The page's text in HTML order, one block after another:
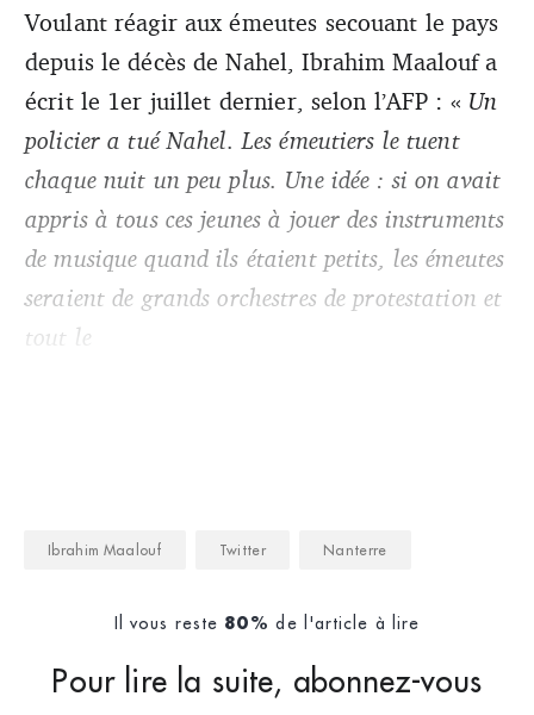
Voulant réagir aux émeutes secouant le pays
depuis le décès de Nahel, Ibrahim Maalouf a
écrit le 1er juillet dernier, selon l’AFP : « Un
policier a tué Nahel. Les émeutiers le tuent
chaque nuit un peu plus. Une idée : si on avait
appris à tous ces jeunes à jouer des instruments
de musique quand ils étaient petits, les émeutes
seraient de grands orchestres de protestation et
tout le
Ibrahim Maalouf Twitter Nanterre
Il vous reste 80% de l'article à lire
Pour lire la suite, abonnez-vous